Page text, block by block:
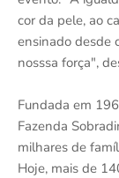
cor da pele, ao
ensinado desde
nosssa força",
Fundada em
Fazenda
milhares de
Hoje, mais de